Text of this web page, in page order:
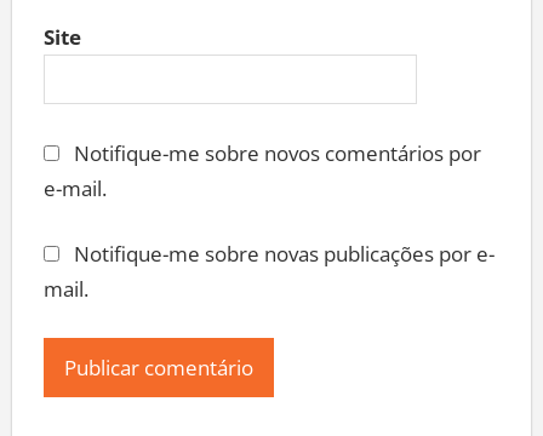
Site
Notifique-me sobre novos comentários por
e-mail.
Notifique-me sobre novas publicações por e-
mail.